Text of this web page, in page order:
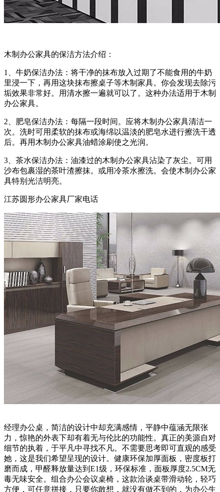
木制办公家具的保洁方法介绍：
1、牛奶保洁办法：将干净的抹布放入过期了不能食用的牛奶
里浸一下，再用这块抹布擦桌子等木制家具。你会发现去除污
垢效果非常好。用清水擦一遍就可以了。这种办法适用于木制
办公家具。
2、肥皂保洁办法：每隔一段时间。应将木制办公家具清洁一
次。洗时可用柔软的抹布或海绵以温淡的肥皂水进行擦洗干透
后。再用木制办公家具油蜡涂刷使之光润。
3、茶水保洁办法：油漆过的木制办公家具沾染了灰尘。可用
沙布包裹湿的茶叶渣擦抹。或用冷茶水擦洗。会使木制办公家
具特别光洁明亮。
江苏圆形办公家具厂家电话
经理办公桌，简洁的设计中却充满感情，平静中蕴涵无限张
力，惊艳的外表下却有着无与伦比的功能性。真正的美源自对
细节的执着，于平凡中寻找不凡。不需要思考即可直观的感受
她，这是我们希望呈现的设计。健康环保加厚面板，密度板打
磨而成，甲醛释放量达到E1级，环保标准，面板厚度2.5CM无
毒无味安全。组合办公会议桌椅，这款洽谈桌带滑动轮，轻巧
方便，可任意拼接，只要你敢想，就没有做不到的，为办公生